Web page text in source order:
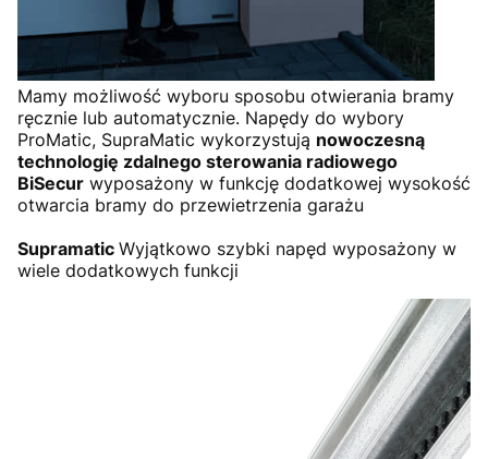
Mamy możliwość wyboru sposobu otwierania bramy
ręcznie lub automatycznie. Napędy do wybory
ProMatic, SupraMatic wykorzystują nowoczesną
technologię zdalnego sterowania radiowego
BiSecur wyposażony w funkcję dodatkowej wysokość
otwarcia bramy do przewietrzenia garażu
Supramatic Wyjątkowo szybki napęd wyposażony w
wiele dodatkowych funkcji